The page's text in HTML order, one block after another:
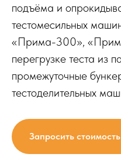
подъёма и
тестомесильных
«Прима-300»,
перегрузке теста из
промежуточные
тестоделительных
Запросить стоимость